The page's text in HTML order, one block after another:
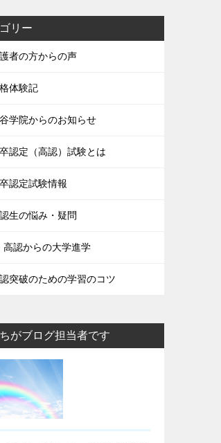
リー
者の方からの声
体験記
学院からのお知らせ
認定（高認）試験とは
認定試験情報
生の悩み・疑問
高認からの大学進学
突破のための学習のコツ
がブログ担当者です